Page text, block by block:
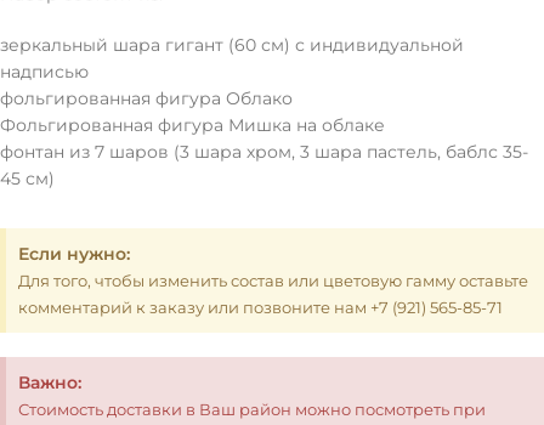
зеркальный шара гигант (60 см) с индивидуальной
надписью
фольгированная фигура Облако
Фольгированная фигура Мишка на облаке
фонтан из 7 шаров (3 шара хром, 3 шара пастель, баблс 35-
45 см)
Если нужно:
Для того, чтобы изменить состав или цветовую гамму оставьте
комментарий к заказу или позвоните нам +7 (921) 565-85-71
Важно:
Стоимость доставки в Ваш район можно посмотреть при